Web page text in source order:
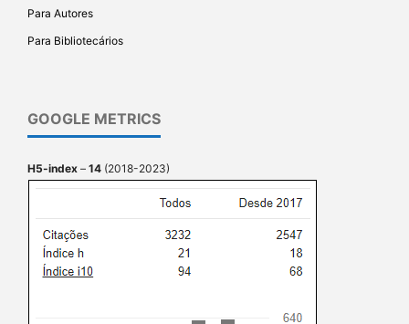
Para Autores
Para Bibliotecários
GOOGLE METRICS
H5-index – 14 (2018-2023)